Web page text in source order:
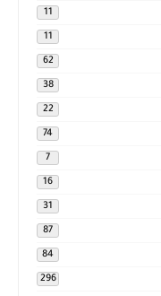
11
11
62
38
22
74
7
16
31
87
84
296